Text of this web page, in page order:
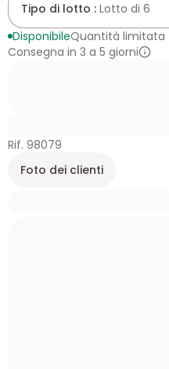
Tipo di lotto : Lotto di 6
DisponibileQuantità limitata
Consegna in 3 a 5 giorni
Rif. 98079
Foto dei clienti